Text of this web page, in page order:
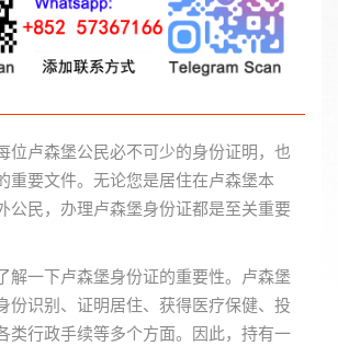
位卢森堡公民必不可少的身份证明，也
重要文件。无论您是居住在卢森堡本
公民，办理卢森堡身份证都是至关重要
解一下卢森堡身份证的重要性。卢森堡
份识别、证明居住、获得医疗保健、投
类行政手续等多个方面。因此，持有一